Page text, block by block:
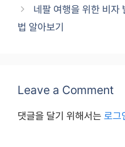
네팔 여행을 위한 비자
법 알아보기
Leave a Comment
댓글을 달기 위해서는 로그